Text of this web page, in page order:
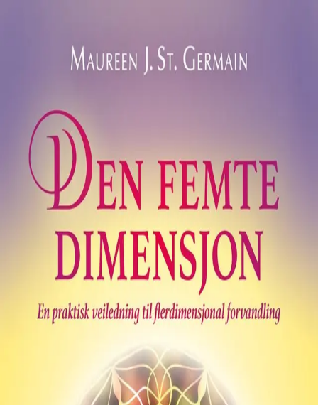
Se handlekurv - 0 vare
Serier
Få gratis bok
Utgivelseskalender
Bokpakker
E-bøker
Forfattere
Serieliv
Bokhandel
Den femte dimensjon
En praktisk veiledning til flerdimensjonal forvandling
Maureen J. St. Germain , 2018, Heftet